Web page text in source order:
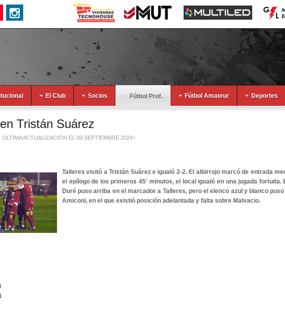
El Club Socios Fútbol Prof. Fútbol Amateur Deportes
Tristán Suárez
ÚLTIMA ACTUALIZACIÓN EL 09 SEPTIEMBRE 2024
Talleres visitó a Tristán Suárez e igualó 2-2. El albirrojo marcó de entrada
el epílogo de los primeros 45' minutos, el local igualó en una jugada
Duré puso arriba en el marcador a Talleres, pero el elenco azul y blanco
Amiconi, en el que existió posición adelantada y falta sobre Malvacio.